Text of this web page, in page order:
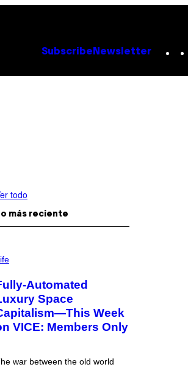
Subscribe Newsletter
todo
más reciente
Automated
Space
Week
VICE: Members Only
war between the old world